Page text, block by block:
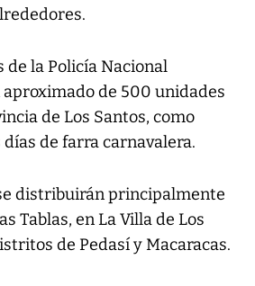
de la Policía Nacional
de 500 unidades
de Los Santos, como
de farra carnavalera.
distribuirán principalmente
Tablas, en La Villa de Los
de Pedasí y Macaracas.